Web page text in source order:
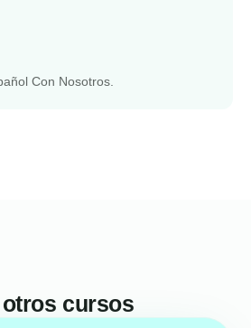
Con Nosotros.
otros cursos